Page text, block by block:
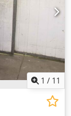
1 / 11